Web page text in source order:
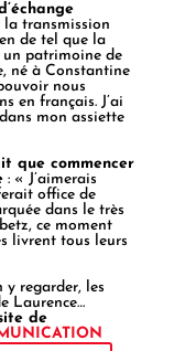
transmission
de tel que la
patrimoine de
né à Constantine
nous
en français. J’ai
mon assiette
que commencer
: « J’aimerais
office de
dans le très
ce moment
livrent tous leurs
y regarder, les
Laurence…
de